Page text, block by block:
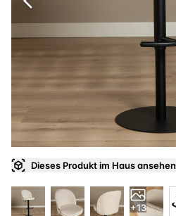
Dieses Produkt im Haus ansehen
+13